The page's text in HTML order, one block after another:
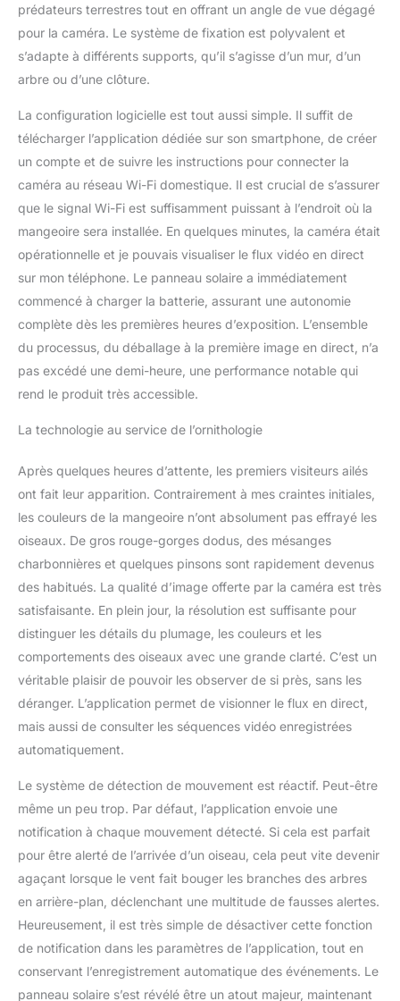
utilisation en extérieur.
【Design respectueux
des oiseaux】 : le nichoir
avec caméra est fabriqué
pour fournir un abri sûr
aux oiseaux. La
conception de grande
capacité peut stocker
nourriture pour les
oiseaux, peut être
remplie de la nourriture
préférée des oiseaux,
reconstituer
fréquemment la
nourriture pour attirer les
oiseaux sauvages.
en faux grain de bois
pour créer une maison
oiseaux. 【Cadeau
parfait pour l'observation
des oiseaux】 : la caméra
d'observation des
automatique pour
l'extérieur est un cadeau
incroyable pour la famille,
les enfants, les
personnes âgées et les
amateurs d'observation
des oiseaux. Offrez à
votre famille un moyen
d'observer les oiseaux
et en les installant
rapprochant et en
partageant du temps
avec votre famille.
prédateurs terrestres tout en offrant un angle de vue dégagé
pour la caméra. Le système de fixation est polyvalent et
s’adapte à différents supports, qu’il s’agisse d’un mur, d’un
arbre ou d’une clôture.
La configuration logicielle est tout aussi simple. Il suffit de
télécharger l’application dédiée sur son smartphone, de créer
un compte et de suivre les instructions pour connecter la
caméra au réseau Wi-Fi domestique. Il est crucial de s’assurer
que le signal Wi-Fi est suffisamment puissant à l’endroit où la
mangeoire sera installée. En quelques minutes, la caméra était
opérationnelle et je pouvais visualiser le flux vidéo en direct
sur mon téléphone. Le panneau solaire a immédiatement
commencé à charger la batterie, assurant une autonomie
complète dès les premières heures d’exposition. L’ensemble
du processus, du déballage à la première image en direct, n’a
pas excédé une demi-heure, une performance notable qui
rend le produit très accessible.
La technologie au service de l’ornithologie
Après quelques heures d’attente, les premiers visiteurs ailés
ont fait leur apparition. Contrairement à mes craintes initiales,
les couleurs de la mangeoire n’ont absolument pas effrayé les
oiseaux. De gros rouge-gorges dodus, des mésanges
charbonnières et quelques pinsons sont rapidement devenus
des habitués. La qualité d’image offerte par la caméra est très
satisfaisante. En plein jour, la résolution est suffisante pour
distinguer les détails du plumage, les couleurs et les
comportements des oiseaux avec une grande clarté. C’est un
véritable plaisir de pouvoir les observer de si près, sans les
déranger. L’application permet de visionner le flux en direct,
mais aussi de consulter les séquences vidéo enregistrées
automatiquement.
Le système de détection de mouvement est réactif. Peut-être
même un peu trop. Par défaut, l’application envoie une
notification à chaque mouvement détecté. Si cela est parfait
pour être alerté de l’arrivée d’un oiseau, cela peut vite devenir
agaçant lorsque le vent fait bouger les branches des arbres
en arrière-plan, déclenchant une multitude de fausses alertes.
Heureusement, il est très simple de désactiver cette fonction
de notification dans les paramètres de l’application, tout en
conservant l’enregistrement automatique des événements. Le
panneau solaire s’est révélé être un atout majeur, maintenant